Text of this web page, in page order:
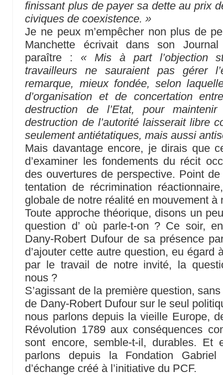
finissant plus de payer sa dette au prix
civiques de coexistence. »
Je ne peux m’empêcher non plus de
Manchette écrivait dans son
paraître : « Mis à part l’objection
travailleurs ne sauraient pas gérer
remarque, mieux fondée, selon
d’organisation et de concertation
destruction de l’Etat, pour
destruction de l’autorité laisserait libre
seulement antiétatiques, mais aussi
Mais davantage encore, je dirais que
d’examiner les fondements du récit
des ouvertures de perspective. Point
tentation de récrimination
globale de notre réalité en mouvement à
Toute approche théorique, disons un
question d’ où parle-t-on ? Ce soir,
Dany-Robert Dufour de sa présence
d’ajouter cette autre question, eu égard
par le travail de notre invité, la
nous ?
S’agissant de la première question,
de Dany-Robert Dufour sur le seul
nous parlons depuis la vieille Europe,
Révolution 1789 aux conséquences
sont encore, semble-t-il, durables. Et
parlons depuis la Fondation
d’échange créé à l’initiative du PCF.